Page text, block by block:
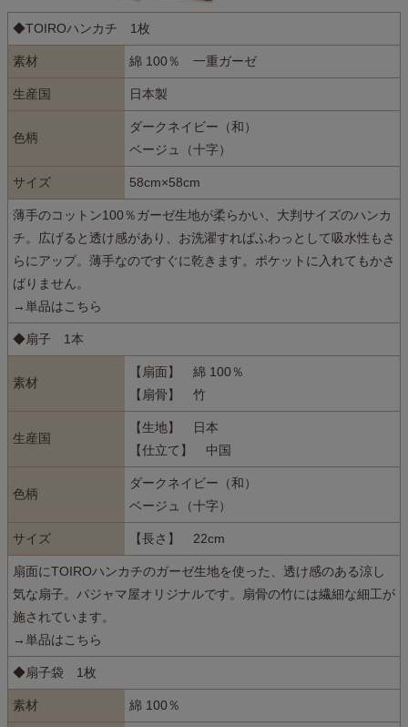
◆TOIROハンカチ 1枚
素材 綿 100％ 一重ガーゼ
生産国 日本製
色柄
ダークネイビー（和）
ベージュ（十字）
サイズ 58cm×58cm
薄手のコットン100％ガーゼ生地が柔らかい、大判サイズのハンカ
チ。広げると透け感があり、お洗濯すればふわっとして吸水性もさ
らにアップ。薄手なのですぐに乾きます。ポケットに入れてもかさ
ばりません。
→単品はこちら
◆扇子 1本
素材
【扇面】 綿 100％
【扇骨】 竹
生産国
【生地】 日本
【仕立て】 中国
色柄
ダークネイビー（和）
ベージュ（十字）
サイズ 【長さ】 22cm
扇面にTOIROハンカチのガーゼ生地を使った、透け感のある涼し
気な扇子。パジャマ屋オリジナルです。扇骨の竹には繊細な細工が
施されています。
→単品はこちら
◆扇子袋 1枚
素材 綿 100％